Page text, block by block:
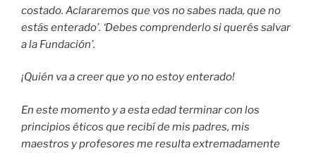
costado. Aclararemos que vos no sabes nada, que no
estás enterado’. ‘Debes comprenderlo si querés salvar
a la Fundación’.
¡Quién va a creer que yo no estoy enterado!
En este momento y a esta edad terminar con los
principios éticos que recibí de mis padres, mis
maestros y profesores me resulta extremadamente